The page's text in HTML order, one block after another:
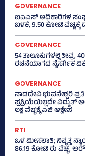
GOVERNANCE
ಐಎಎಸ್‌ ಅಧಿಕಾರಿಗಳ
ಬಳಕೆ, 9.50 ಕೋಟಿ
GOVERNANCE
54 ತಾಲೂಕುಗಳಲ್ಲಿ ತೀವ್ರ,
ರಚನೆಯಾಗದ ನೈಸರ್ಗಿಕ
GOVERNANCE
ನಾಡದೇವಿ ಭುವನೇಶ್ವರಿ
ಪ್ರಕ್ರಿಯೆಯಿಲ್ಲದೇ ವಿದ್ಯುತ್‌
ಲಕ್ಷ ವೆಚ್ಚಕ್ಕೆ ಎಜಿ ಆಕ್ಷೇಪ
RTI
ಒಳ ಮೀಸಲಾತಿ; ನಿವೃತ್ತ
86.19 ಕೋಟಿ ರು ವೆಚ್ಚ,